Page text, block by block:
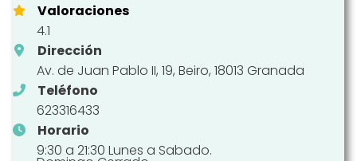
Valoraciones
4.1
Dirección
Av. de Juan Pablo II, 19, Beiro, 18013 Granada
Teléfono
623316433
Horario
9:30 a 21:30 Lunes a Sabado.